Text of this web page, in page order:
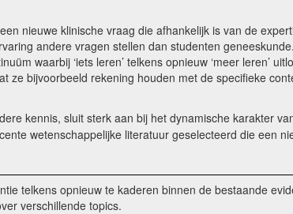
nieuwe klinische vraag die afhankelijk is van de
andere vragen stellen dan studenten geneeskunde.
waarbij ‘iets leren’ telkens opnieuw ‘meer leren’
ze bijvoorbeeld rekening houden met de specifieke
kennis, sluit sterk aan bij het dynamische karakter
wetenschappelijke literatuur geselecteerd die een
telkens opnieuw te kaderen binnen de bestaande
verschillende topics.